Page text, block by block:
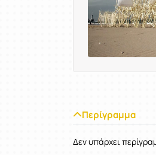
Περίγραμμα
Δεν υπάρχει